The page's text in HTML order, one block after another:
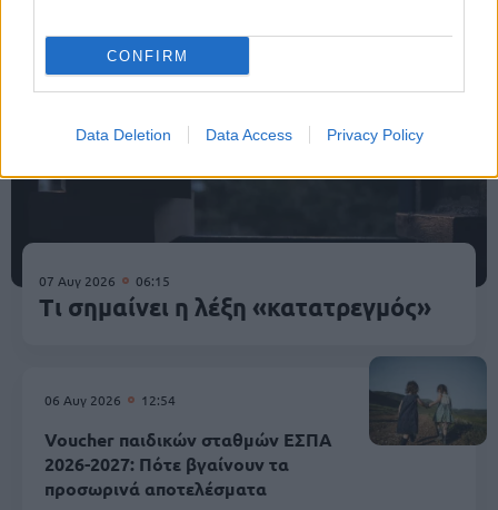
CONFIRM
Data Deletion Data Access Privacy Policy
07 Αυγ 2026 06:15
Τι σημαίνει η λέξη «κατατρεγμός»
06 Αυγ 2026 12:54
Voucher παιδικών σταθμών ΕΣΠΑ
2026-2027: Πότε βγαίνουν τα
προσωρινά αποτελέσματα